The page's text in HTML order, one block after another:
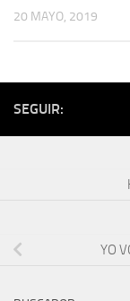
20 MAYO, 2019
SEGUIR:
YO